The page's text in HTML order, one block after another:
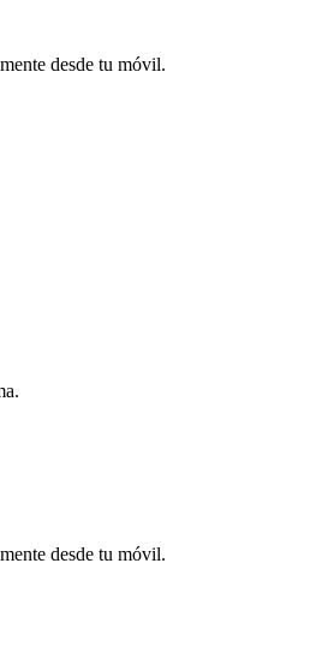
desde tu móvil.
desde tu móvil.